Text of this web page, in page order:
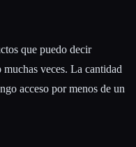
que puedo decir
veces. La cantidad
acceso por menos de un